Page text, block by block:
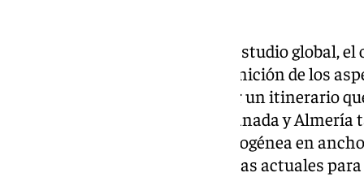
De forma coherente con dicho estudio global,
estudios informativos es la definición de los
de explotación para «conformar un itinerario
ferroviaria entre Antequera, Granada y
mercancías, con una línea homogénea en
permita solucionar los problemas actuales